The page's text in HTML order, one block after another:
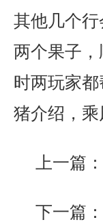
其他几个
两个果子
时两玩家
猪介绍，
上一篇：
下一篇：